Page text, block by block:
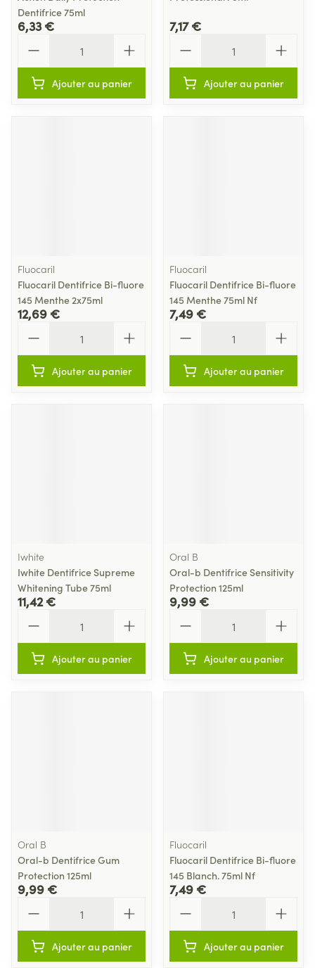
Dentifrice 75ml
6,33 €
Ajouter au panier
7,17 €
Ajouter au panier
Fluocaril
Fluocaril Dentifrice Bi-fluore
145 Menthe 2x75ml
12,69 €
Ajouter au panier
Fluocaril
Fluocaril Dentifrice Bi-fluore
145 Menthe 75ml Nf
7,49 €
Ajouter au panier
Iwhite
Iwhite Dentifrice Supreme
Whitening Tube 75ml
11,42 €
Ajouter au panier
Oral B
Oral-b Dentifrice Sensitivity
Protection 125ml
9,99 €
Ajouter au panier
Oral B
Oral-b Dentifrice Gum
Protection 125ml
9,99 €
Ajouter au panier
Fluocaril
Fluocaril Dentifrice Bi-fluore
145 Blanch. 75ml Nf
7,49 €
Ajouter au panier